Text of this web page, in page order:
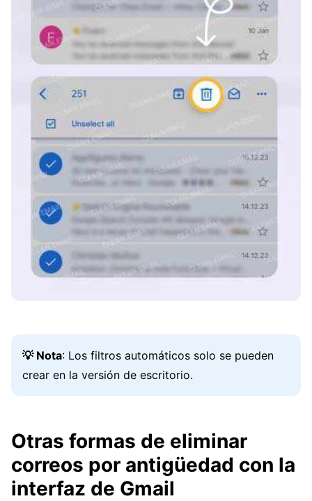
💡 Nota: Los filtros automáticos solo se pueden
crear en la versión de escritorio.
Otras formas de eliminar
correos por antigüedad con la
interfaz de Gmail